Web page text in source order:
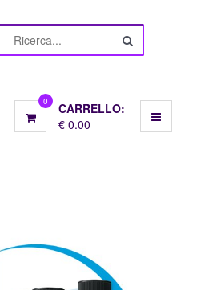
0
CARRELLO:
€ 0.00